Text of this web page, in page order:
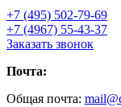
+7 (495) 502-79-69
+7 (4967) 55-43-37
Заказать звонок
Почта:
Общая почта: